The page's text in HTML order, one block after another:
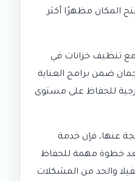
المكان مظهرًا أكثر
تنظيف خزانات في
ضمن برامج العناية
للحفاظ على مستوى
عنها، فإن خدمة
خطوة مهمة للحفاظ
والحد من المشكلات